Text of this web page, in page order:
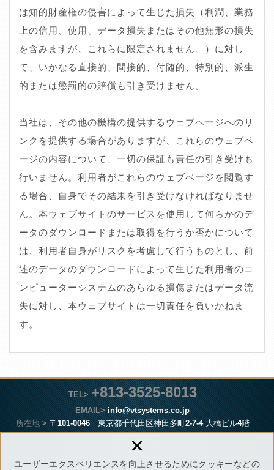
ユーザーエクスペリエンスを向上させるためにクッキーなどの
×
は知的財産権の侵害によって生じた損失（利潤、業務
上の信用、使用、データ損失またはその他無形の損失
を含みますが、これらに限定されません。）に対し
て、いかなる直接的、間接的、付随的、特別的、派生
的または懲罰的の賠償も引き受けません。
当社は、その他の機構の提供するウェブページへのリ
ンクを提供する場合がありますが、これらのウェブペ
ージの内容について、一切の保証も責任の引き受けも
行いません。利用者がこれらのウェブページを閲覧す
る場合、自身でその結果を引き受けなければなりませ
ん。本ウェブサイトのサービスを使用して何らかのデ
ータのダウンロードまたは取得を行うか否かについて
は、利用者自身がリスクを考慮して行うものとし、前
述のデータのダウンロードによって生じた利用者のコ
ンピューターシステムのあらゆる損傷またはデータ流
失に対し、本ウェブサイトは一切責任を負いかねま
す。
TEL> +813-3525-8013
EMAIL>info@vtsystems.co.jp
所在地 > 〒101-0046 東京都千代田区神田多町2-7-4 大橋ビル4階